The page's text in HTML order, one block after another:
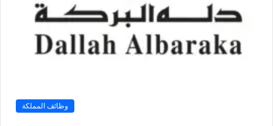
وظائف المملكة